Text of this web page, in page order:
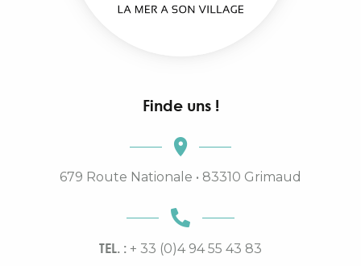
Finde uns !
679 Route Nationale • 83310 Grimaud
TEL. : + 33 (0)4 94 55 43 83